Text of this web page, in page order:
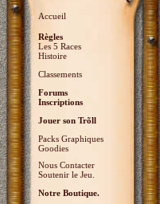
Accueil
Règles
Les 5 Races
Histoire
Classements
Forums
Inscriptions
Jouer son Trõll
Packs Graphiques
Goodies
Nous Contacter
Soutenir le Jeu.
Notre Boutique.